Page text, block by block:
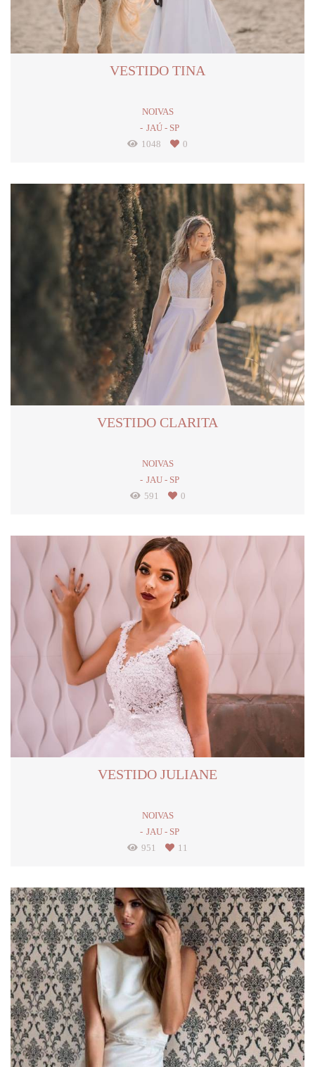
VESTIDO TINA
NOIVAS
JAÚ - SP
1048
0
VESTIDO CLARITA
NOIVAS
JAU - SP
591
0
VESTIDO JULIANE
NOIVAS
JAU - SP
951
11